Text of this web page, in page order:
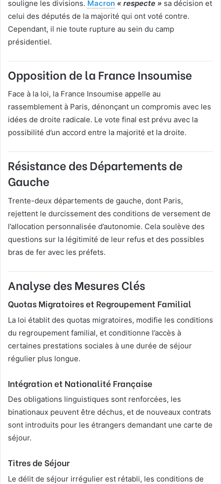
souligne les divisions. Macron « respecte » sa décision et
celui des députés de la majorité qui ont voté contre.
Cependant, il nie toute rupture au sein du camp
présidentiel.
Opposition de la France Insoumise
Face à la loi, la France Insoumise appelle au
rassemblement à Paris, dénonçant un compromis avec les
idées de droite radicale. Le vote final est prévu avec la
possibilité d’un accord entre la majorité et la droite.
Résistance des Départements de
Gauche
Trente-deux départements de gauche, dont Paris,
rejettent le durcissement des conditions de versement de
l’allocation personnalisée d’autonomie. Cela soulève des
questions sur la légitimité de leur refus et des possibles
bras de fer avec les préfets.
Analyse des Mesures Clés
Quotas Migratoires et Regroupement Familial
La loi établit des quotas migratoires, modifie les conditions
du regroupement familial, et conditionne l’accès à
certaines prestations sociales à une durée de séjour
régulier plus longue.
Intégration et Nationalité Française
Des obligations linguistiques sont renforcées, les
binationaux peuvent être déchus, et de nouveaux contrats
sont introduits pour les étrangers demandant une carte de
séjour.
Titres de Séjour
Le délit de séjour irrégulier est rétabli, les conditions de